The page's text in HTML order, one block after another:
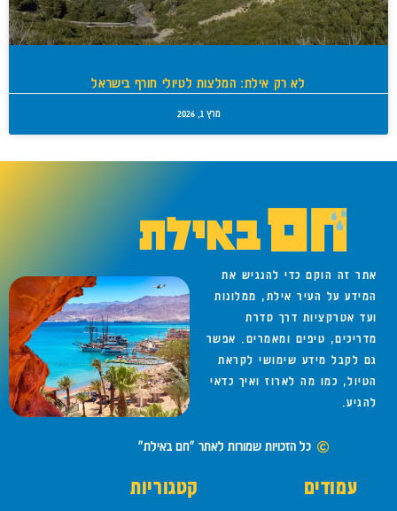
לא רק אילת: המלצות לטיולי חורף בישראל
מרץ 1, 2026
אתר זה הוקם כדי להנגיש את
המידע על העיר אילת, ממלונות
ועד אטרקציות דרך סדרת
מדריכים, טיפים ומאמרים. אפשר
גם לקבל מידע שימושי לקראת
הטיול, כמו מה לארוז ואיך כדאי
להגיע.
כל הזכויות שמורות לאתר "חם באילת"
עמודים קטגוריות